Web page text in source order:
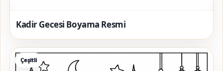
Kadir Gecesi Boyama Resmi
Çeşitli